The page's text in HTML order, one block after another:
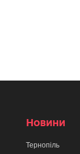
Новини
Тернопіль